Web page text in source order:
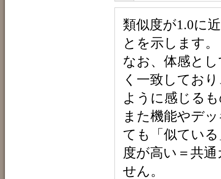
類似度が1.0に
とを示します。
なお、体感と
く一致してお
ように感じる
また機能やデ
ても「似てい
度が高い＝共
せん。